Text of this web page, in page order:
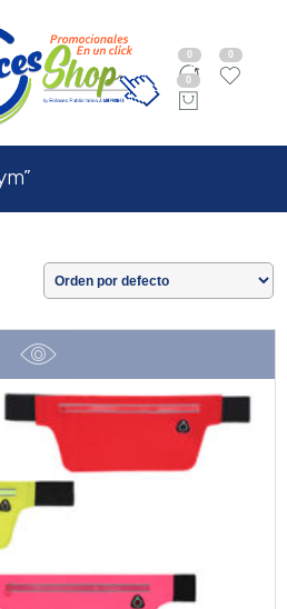
0 0
0